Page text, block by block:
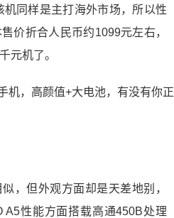
同样是主打海外市场，所以性
价折合人民币约1099元左右，
元机了。
，但外观方面却是天差地别，
A5性能方面搭载高通450B处理